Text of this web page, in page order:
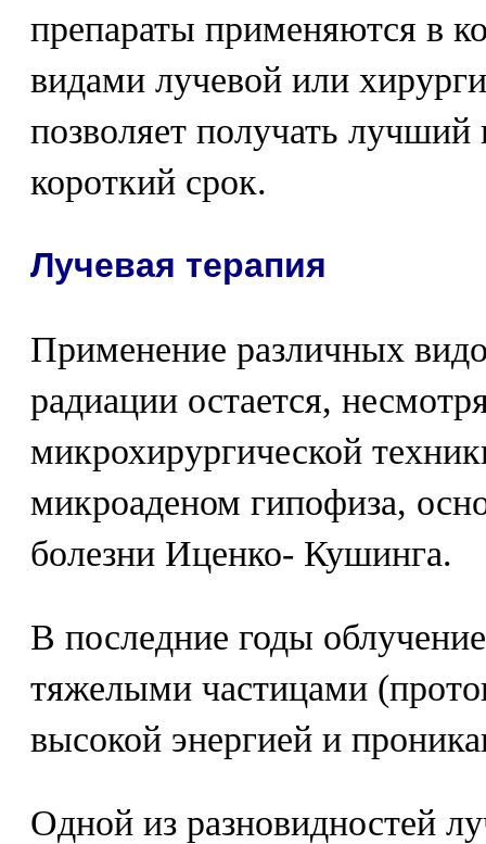
препараты применяются в
видами лучевой или
позволяет получать
короткий срок.
Лучевая терапия
Применение различных
радиации остается,
микрохирургической
микроаденом гипофиза,
болезни Иценко- Кушинга.
В последние годы
тяжелыми частицами
высокой энергией и
Одной из разновидностей